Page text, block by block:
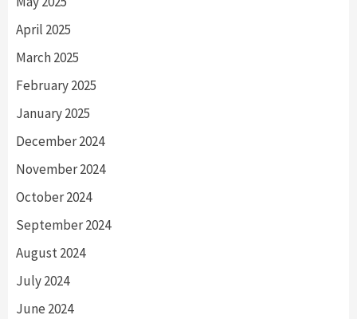
April 2025
March 2025
February 2025
January 2025
December 2024
November 2024
October 2024
September 2024
August 2024
July 2024
June 2024